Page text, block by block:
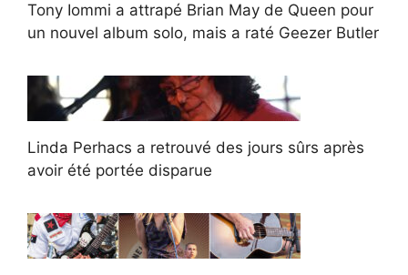
Tony Iommi a attrapé Brian May de Queen pour
un nouvel album solo, mais a raté Geezer Butler
Linda Perhacs a retrouvé des jours sûrs après
avoir été portée disparue